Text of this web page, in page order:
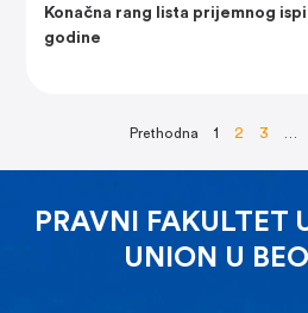
Konačna rang lista prijemnog
godine
Prethodna 1 2 3 …
PRAVNI FAKULTET
UNION U